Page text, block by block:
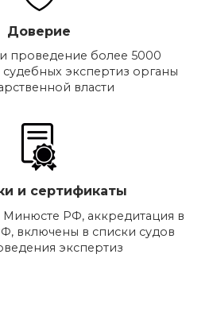
Доверие
проведение более 5000
экспертиз органы
власти
и сертификаты
Минюсте РФ, аккредитация в
включены в списки судов
экспертиз